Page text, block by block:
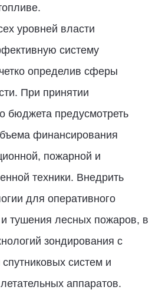
уровней власти
систему
определив сферы
При принятии
бюджета предусмотреть
финансирования
пожарной и
техники. Внедрить
для оперативного
тушения лесных пожаров, в
зондирования с
систем и
аппаратов.